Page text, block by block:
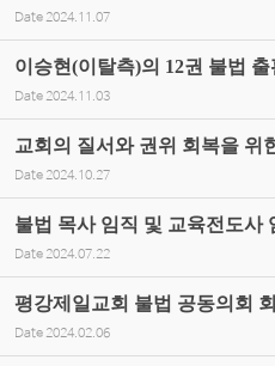
Date 2024.11.07
이승현(이탈측)의 12권 불법
Date 2024.11.03
교회의 질서와 권위 회복을 위
Date 2024.10.27
불법 목사 임직 및 교육전도사
Date 2024.07.22
평강제일교회 불법 공동의회
Date 2024.02.06